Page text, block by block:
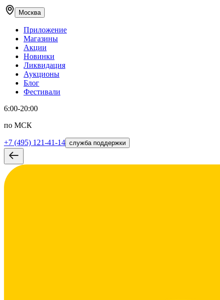
Москва
Приложение
Магазины
Акции
Новинки
Ликвидация
Аукционы
Блог
Фестивали
6:00-20:00
по МСК
+7 (495) 121-41-14 служба поддержки